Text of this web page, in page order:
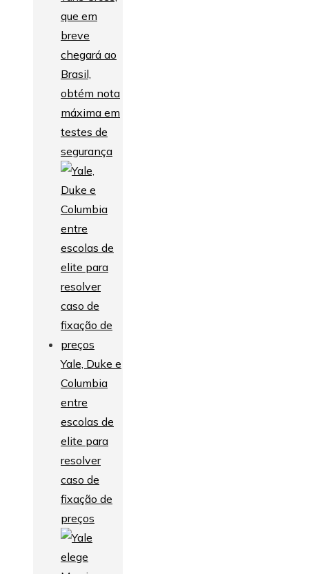
que em
breve
chegará ao
Brasil,
obtém nota
máxima em
testes de
segurança
Yale, Duke e
Columbia
entre
escolas de
elite para
resolver
caso de
fixação de
preços